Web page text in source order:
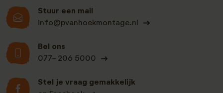
Stuur een mail
info@pvanhoekmontage.nl
Bel ons
077- 206 5000
Stel je vraag gemakkelijk